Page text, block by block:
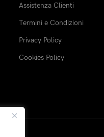
Assistenza Clienti
Termini e Condizioni
Privacy Policy
Cookies Policy